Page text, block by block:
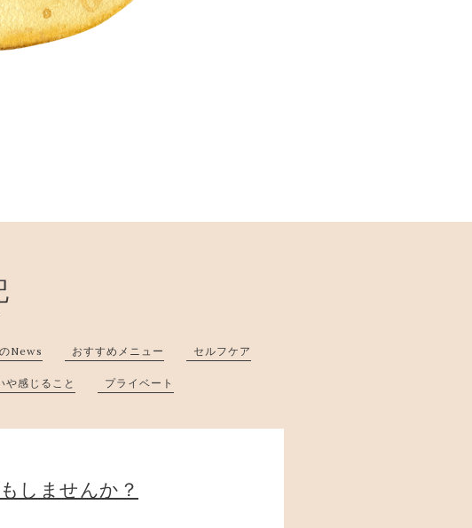
News おすすめメニュー セルフケア
や感じること プライベート
しませんか？